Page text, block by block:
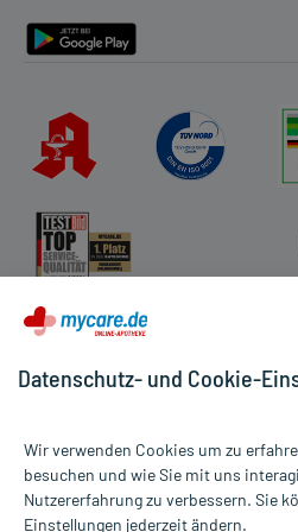
Alle Preise gelten inkl. MwSt., ggf.
Datenschutz- und Cookie-
Wir verwenden Cookies um zu
besuchen und wie Sie mit uns
Nutzererfahrung zu verbessern. Sie
Einstellungen jederzeit ändern.